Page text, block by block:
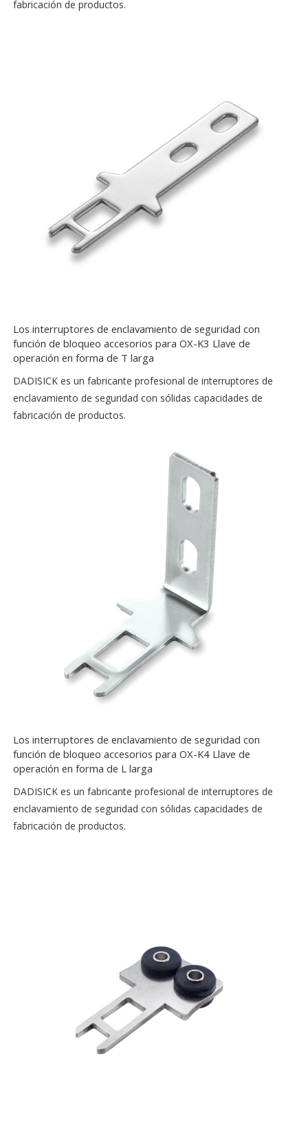
fabricación de productos.
Los interruptores de enclavamiento de seguridad con
función de bloqueo accesorios para OX-K3 Llave de
operación en forma de T larga
DADISICK es un fabricante profesional de interruptores de
enclavamiento de seguridad con sólidas capacidades de
fabricación de productos.
Los interruptores de enclavamiento de seguridad con
función de bloqueo accesorios para OX-K4 Llave de
operación en forma de L larga
DADISICK es un fabricante profesional de interruptores de
enclavamiento de seguridad con sólidas capacidades de
fabricación de productos.